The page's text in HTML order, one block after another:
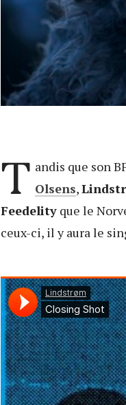
T andis que son
Olsens,
Feedelityque le
ceux-ci, il y aura le